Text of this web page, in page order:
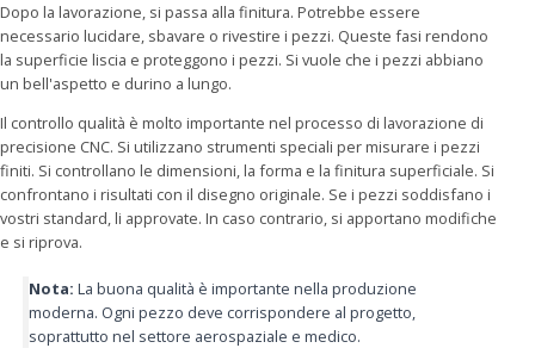
Dopo la lavorazione, si passa alla finitura. Potrebbe essere
necessario lucidare, sbavare o rivestire i pezzi. Queste fasi rendono
la superficie liscia e proteggono i pezzi. Si vuole che i pezzi abbiano
un bell'aspetto e durino a lungo.
Il controllo qualità è molto importante nel processo di lavorazione di
precisione CNC. Si utilizzano strumenti speciali per misurare i pezzi
finiti. Si controllano le dimensioni, la forma e la finitura superficiale. Si
confrontano i risultati con il disegno originale. Se i pezzi soddisfano i
vostri standard, li approvate. In caso contrario, si apportano modifiche
e si riprova.
Nota: La buona qualità è importante nella produzione
moderna. Ogni pezzo deve corrispondere al progetto,
soprattutto nel settore aerospaziale e medico.